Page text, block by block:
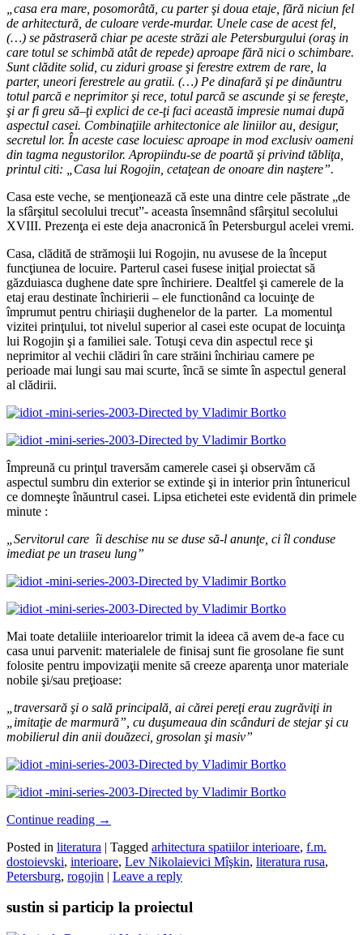
„casa era mare, posomorâtă , cu parterşi doua etaje, fără niciun fel
de arhitectură , de culoare verde-murdar. Unele case de acest fel,
(…) se păstraseră chiar pe aceste străzi ale Petersburgului (oraş in
care totul se schimbă atât de repede) aproape fără nici o schimbare.
Sunt clădite solid, cu ziduri groase şi ferestre extrem de rare, la
parter, uneori ferestrele au gratii. (…) Pe dinafară şi pe dinăuntru
totul parcă e neprimitorşi rece, totul parcă se ascunde şi se fereşte,
şi ar fi greu să–ţi explici de ce-ţi faci această impresie numai după
aspectul casei. Combinaţiile arhitectonice ale liniilor au, desigur,
secretul lor. În aceste case locuiesc aproape in mod exclusiv oameni
din tagma negustorilor. Apropiindu-se de poartă şi privind tăbliţa,
printul citi: „Casa lui Rogojin, cetaţean de onoare din naştere”.
Casa este veche, se menţionează că este una dintre cele păstrate „de
la sfârşitul secolului trecut”- aceasta însemnând sfârşitul secolului
XVIII. Prezenţa ei este deja anacronică în Petersburgul acelei vremi.
Casa, clădită de strămoşii lui Rogojin, nu avusese de la început
funcţiunea de locuire. Parterul casei fusese iniţial proiectat să
găzduiasca dughene date spre închiriere. Dealtfel şi camerele de la
etaj erau destinate închirierii – ele functionând ca locuinţe de
împrumut pentru chiriaşii dughenelor de la parter. La momentul
vizitei prinţului, tot nivelul superior al casei este ocupat de locuinţa
lui Rogojin şi a familiei sale. Totuşi ceva din aspectul rece şi
neprimitor al vechii clădiri în care străini închiriau camere pe
perioade mai lungi sau mai scurte, încă se simte în aspectul general
al clădirii.
Împreună cu prinţul traversăm camerele casei şi observăm că
aspectul sumbru din exterior se extinde şi in interior prin întunericul
ce domneşte înăuntrul casei. Lipsa etichetei este evidentă din primele
minute :
„Servitorul care îi deschise nu se duse să-l anunţe, ci îl conduse
imediat pe un traseu lung”
Mai toate detaliile interioarelor trimit la ideea că avem de-a face cu
casa unui parvenit: materialele de finisaj sunt fie grosolane fie sunt
folosite pentru impovizaţii menite să creeze aparenţa unor materiale
nobile şi/sau preţioase:
„traversară şi o sală principală , ai cărei pereţi erau zugrăviţi in
„imitaţie de marmură”, cu duşumeaua din scânduri de stejarşi cu
mobilierul din anii douăzeci, grosolan şi masiv”
Continue reading →
Posted in literatura | Tagged arhitectura spatiilor interioare, f.m.
dostoievski, interioare, Lev Nikolaievici Mîşkin, literatura rusa,
Petersburg, rogojin | Leave a reply
sustin si particip la proiectul